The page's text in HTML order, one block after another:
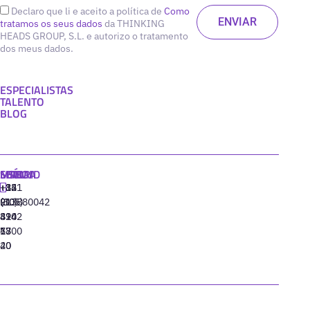
Declaro que li e aceito a política de Como
tratamos os seus dados da THINKING
HEADS GROUP, S.L. e autorizo o tratamento
dos meus dados.
ESPECIALISTAS
TALENTO
BLOG
MADRID
+34
91
310
77
40
MIAMI
+1
(305)
424
13
20
SEÚL
+82
(10)
8942
6800
LISBOA
‪+351
213880042